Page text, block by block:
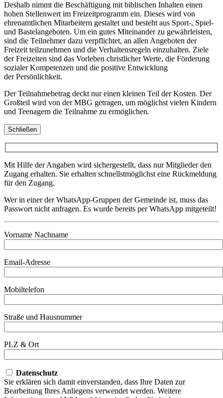
Deshalb nimmt die Beschäftigung mit biblischen Inhalten einen
hohen Stellenwert im Freizeitprogramm ein. Dieses wird von
ehrenamtlichen Mitarbeitern gestaltet und besteht aus Sport-, Spiel-
und Bastelangeboten. Um ein gutes Miteinander zu gewährleisten,
sind die Teilnehmer dazu verpflichtet, an allen Angeboten der
Freizeit teilzunehmen und die Verhaltensregeln einzuhalten. Ziele
der Freizeiten sind das Vorleben christlicher Werte, die Förderung
sozialer Kompetenzen und die positive Entwicklung
der Persönlichkeit.
Der Teilnahmebetrag deckt nur einen kleinen Teil der Kosten. Der
Großteil wird von der MBG getragen, um möglichst vielen Kindern
und Teenagern die Teilnahme zu ermöglichen.
Schließen
Mit Hilfe der Angaben wird sichergestellt, dass nur Mitglieder den
Zugang erhalten. Sie erhalten schnellstmöglichst eine Rückmeldung
für den Zugang.
Wer in einer der WhatsApp-Gruppen der Gemeinde ist, muss das
Passwort nicht anfragen. Es wurde bereits per WhatsApp mitgeteilt!
Vorname Nachname
Email-Adresse
Mobiltelefon
Straße und Hausnummer
PLZ & Ort
Datenschutz
Sie erklären sich damit einverstanden, dass Ihre Daten zur
Bearbeitung Ihres Anliegens verwendet werden. Weitere